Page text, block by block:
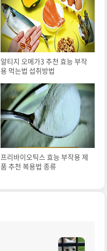
알티지 오메가3 추천 효능 부작
용 먹는법 섭취방법
프리바이오틱스 효능 부작용 제
품 추천 복용법 종류